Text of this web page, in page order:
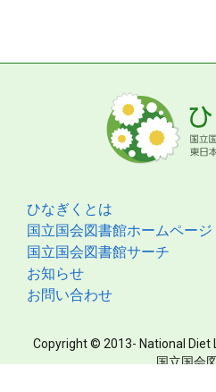
ひなぎくとは
国立国会図書館ホームページ
国立国会図書館サーチ
お知らせ
お問い合わせ
Copyright © 2013- National Diet